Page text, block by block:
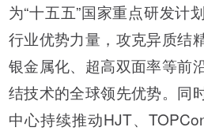
为“十五五”国家重点研发计
行业优势力量，攻克异质结
银金属化、超高双面率等前
结技术的全球领先优势。同
中心持续推动HJT、